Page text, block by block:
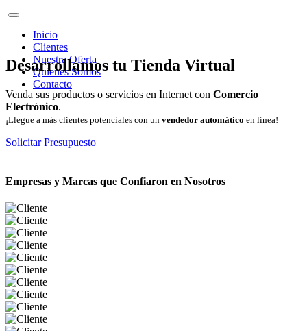
Inicio
Clientes
Nuestra Oferta
Quienes Somos
Contacto
Desarrollamos tu Tienda Virtual
Venda sus productos o servicios en Internet con Comercio
Electrónico.
¡Llegue a más clientes potenciales con un vendedor automático en línea!
Solicitar Presupuesto
Empresas y Marcas que Confiaron en Nosotros